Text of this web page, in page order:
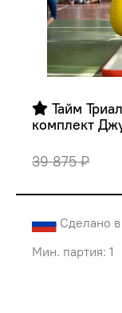
Тайм
комплект
39 875 ₽
Сделано
Мин. партия: 1